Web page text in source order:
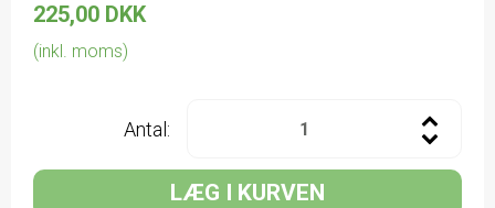
225,00 DKK
(inkl. moms)
Antal:
LÆG I KURVEN